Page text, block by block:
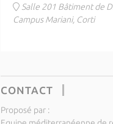
Salle 201 Bâtiment de
Campus Mariani, Corti
CONTACT
Proposé par :